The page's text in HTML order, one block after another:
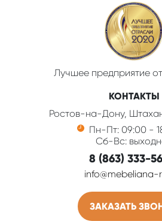
Лучшее предприятие
КОНТАКТЫ
Ростов-на-Дону,
Пн-Пт: 09:00 -
Сб-Вс:
8 (863) 333-
info@mebeliana-
ЗАКАЗАТЬ